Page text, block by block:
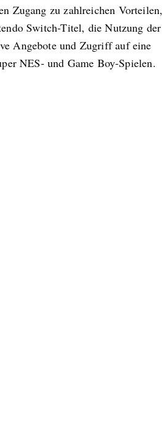
Zugang zu zahlreichen Vorteilen,
Switch-Titel, die Nutzung der
Angebote und Zugriff auf eine
NES- und Game Boy-Spielen.